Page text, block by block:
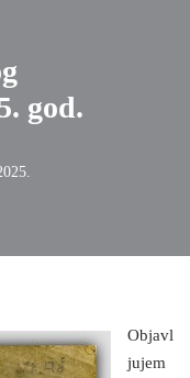
god.
Objavl
jujem